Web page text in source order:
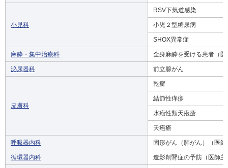
小児科
RSV下気道感染
小児２型糖尿病
SHOX異常症
麻酔・集中治療科 全身麻酔を受ける患者（
泌尿器科 前立腺がん
皮膚科
乾癬
結節性痒疹
水疱性類天疱瘡
天疱瘡
呼吸器内科 固形がん（肺がん）（医
循環器内科 造影剤腎症の予防（医師主